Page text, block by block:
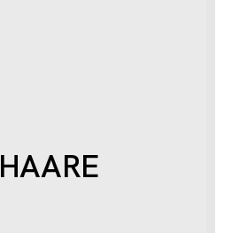
HAARE